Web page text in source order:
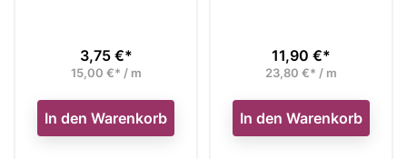
Preis
3,75 €*
15,00 €* / m
In den Warenkorb
Preis
11,90 €*
23,80 €* / m
In den Warenkorb